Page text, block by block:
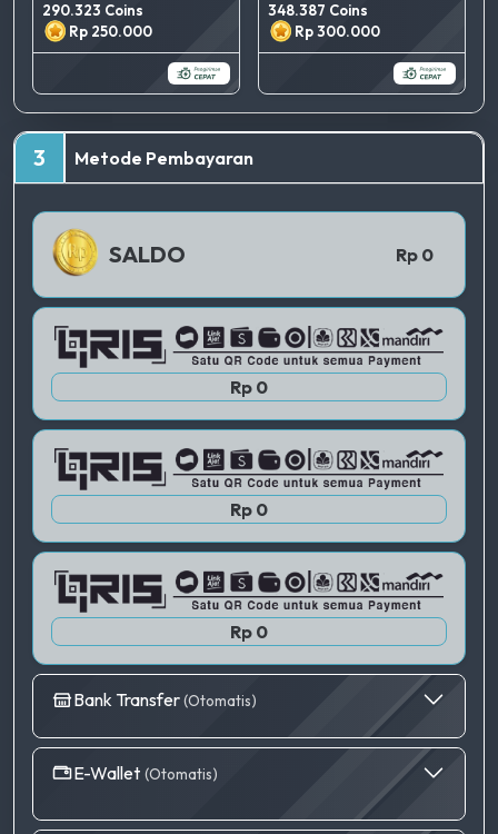
290.323 Coins
Rp 250.000
348.387 Coins
Rp 300.000
3 Metode Pembayaran
SALDO Rp 0
Rp 0
QRIS 1
Rp 0
QRIS 2
Rp 0
QRIS 3
Bank Transfer(Otomatis)
E-Wallet (Otomatis)